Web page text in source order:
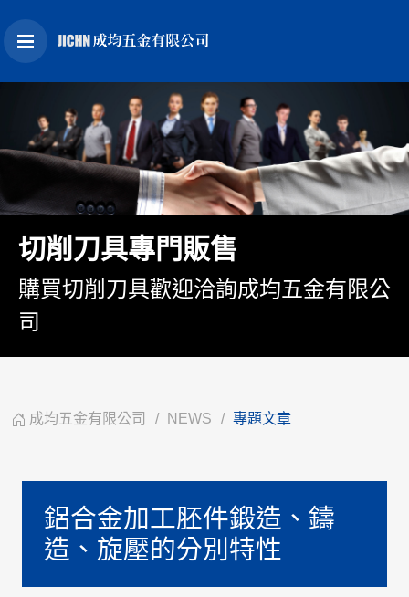
切削刀具專門販售
購買切削刀具歡迎洽詢成均五金有限公
司
成均五金有限公司 NEWS 專題文章
鋁合金加工胚件鍛造、鑄
造、旋壓的分別特性